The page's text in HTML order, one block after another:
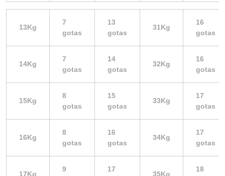
13Kg
7
gotas
13
gotas
31Kg
16
gotas
14Kg
7
gotas
14
gotas
32Kg
16
gotas
15Kg
8
gotas
15
gotas
33Kg
17
gotas
16Kg
8
gotas
16
gotas
34Kg
17
gotas
17Kg
9
17
35Kg
18